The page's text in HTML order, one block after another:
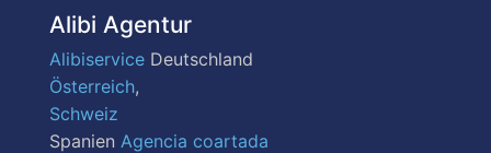
Alibi Agentur
Alibiservice Deutschland
Österreich,
Schweiz
Spanien Agencia coartada